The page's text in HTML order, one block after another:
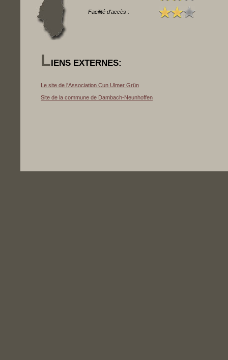
Facilité d'accès :
LIENS EXTERNES:
Le site de l'Association Cun Ulmer Grün
Site de la commune de Dambach-Neunhoffen